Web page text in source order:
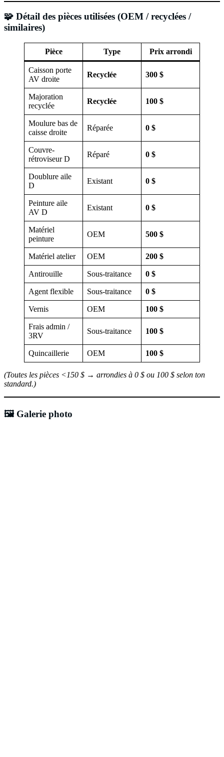
🧩 Détail des pièces utilisées (OEM / recyclées /
similaires)
Pièce Type Prix arrondi
Caisson porte
AV droite
Recyclée 300 $
Majoration
recyclée
Recyclée 100 $
Moulure bas de
caisse droite
Réparée 0 $
Couvre-
rétroviseur D
Réparé 0 $
Doublure aile
D
Existant 0 $
Peinture aile
AV D
Existant 0 $
Matériel
peinture
OEM 500 $
Matériel atelier OEM 200 $
Antirouille Sous-traitance 0 $
Agent flexible Sous-traitance 0 $
Vernis OEM 100 $
Frais admin /
3RV
Sous-traitance 100 $
Quincaillerie OEM 100 $
(Toutes les pièces <150 $ → arrondies à 0 $ ou 100 $ selon ton
standard.)
🖼️ Galerie photo